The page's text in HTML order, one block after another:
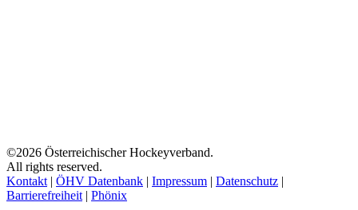
©2026 Österreichischer Hockeyverband.
All rights reserved.
Kontakt | ÖHV Datenbank | Impressum | Datenschutz |
Barrierefreiheit | Phönix